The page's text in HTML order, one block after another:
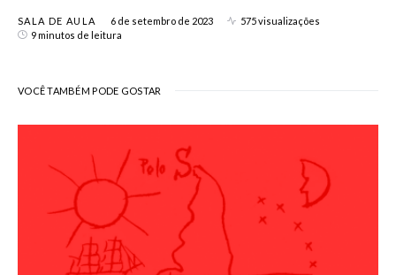
SALA DE AULA 6 de setembro de 2023
575 visualizações
9 minutos de leitura
VOCÊ TAMBÉM PODE GOSTAR